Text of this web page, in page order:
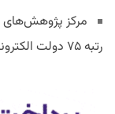
مرکز
رتبه ۷۵ دولت الکترونیکی است